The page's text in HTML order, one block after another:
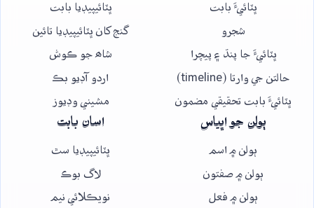
ڀٽائيءَ بابت
شجرو
ڀٽائيءَ جا پنڌ ۽ پيچرا
حالتن جي وارتا (timeline)
ڀٽائيءَ بابت تحقيقي مضمون
ڀٽائيپيڊيا بابت
گنج کان ڀٽائيپيڊيا تائين
شاھ جو ڪوش
اردو آڊيو بڪ
مشيني وڊيوز
ٻولن جو اڀياس
ٻولن ۾ اسم
ٻولن ۾ صفتون
ٻولن ۾ فعل
اسان بابت
ڀٽائيپيڊيا سٿ
لاگ بوڪ
نويڪلائي نيم